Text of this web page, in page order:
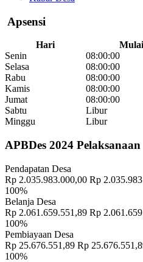
Apsensi
Hari Mulai
Senin
08:00:00
Selasa
08:00:00
Rabu
08:00:00
Kamis
08:00:00
Jumat
08:00:00
Sabtu
Libur
Minggu
Libur
APBDes 2024 Pelaksanaan
Pendapatan Desa
Rp 2.035.983.000,00 Rp
100%
Belanja Desa
Rp 2.061.659.551,89 Rp
100%
Pembiayaan Desa
Rp 25.676.551,89 Rp
100%